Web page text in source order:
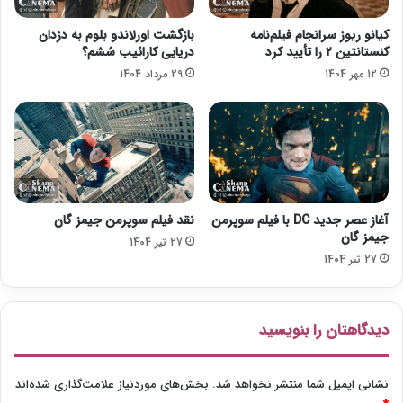
B
ق
ر
ا
د
ا
د
۵
س
ا
ل
ه
م
ض
ا
د
کیانو ریوز سرانجام فیلم‌نامه
کنستانتین ۲ را تأیید کرد
12 مهر 1404
بازگشت اورلاندو بلوم به دزدان
دریایی کارائیب ششم؟
29 مرداد 1404
آغاز عصر جدید DC با فیلم سوپرمن
جیمز گان
27 تیر 1404
نقد فیلم سوپرمن جیمز گان
27 تیر 1404
دیدگاهتان را بنویسید
نشانی ایمیل شما منتشر نخواهد شد. بخش‌های موردنیاز علامت‌گذاری شده‌اند